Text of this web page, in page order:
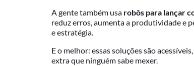
A gente também usa robôs para lançar
reduz erros, aumenta a produtividade e
e estratégia.
E o melhor: essas soluções são
extra que ninguém sabe mexer.